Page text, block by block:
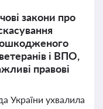
закони про
і ВПО,
правові
України ухвалила